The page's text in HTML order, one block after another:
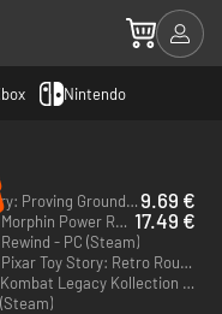
Nintendo
Wizardry: Proving Grounds of the Mad Overlord - PC (Steam)9.69 €
Mighty Morphin Power Rangers: Rita's Rewind - PC (Steam) 17.49 €
- PC (Steam)
Disney Pixar Toy Story: Retro Roundup! - PC (Steam)
Mortal Kombat Legacy Kollection - PS4 & PS5